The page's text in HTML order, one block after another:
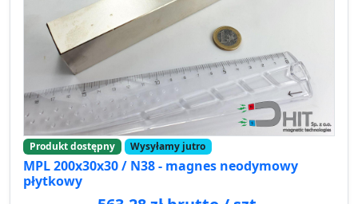
Produkt dostępny Wysyłamy jutro
MPL 200x30x30 / N38 - magnes neodymowy
płytkowy